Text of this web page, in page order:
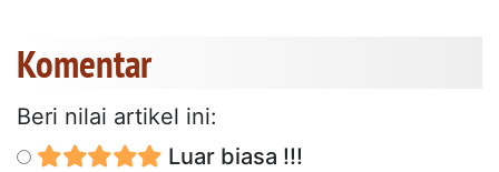
Komentar
Beri nilai artikel ini:
Luar biasa !!!